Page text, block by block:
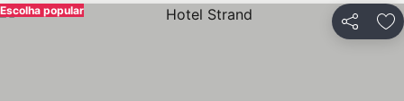
Partilhar
Escolha popular